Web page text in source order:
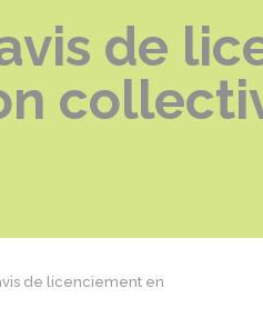
de
de licenciement en